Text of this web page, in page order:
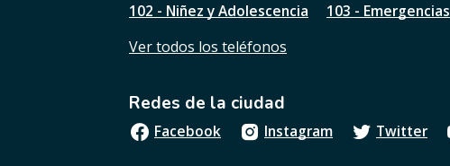
s
a
g
i
n
102 - Niñez y Adolescencia 103 - Emergencias
Ver todos los teléfonos
Redes de la ciudad
Facebook Instagram Twitter